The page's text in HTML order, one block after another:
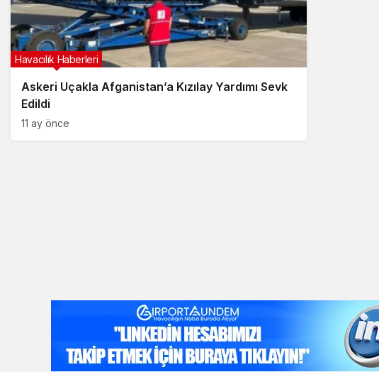
Askeri Uçakla Afganistan’a Kızılay Yardımı Sevk
Edildi
Havacılık Haberleri
11 ay önce